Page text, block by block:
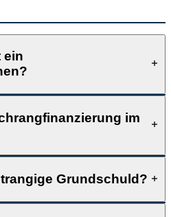
ein
im
Grundschuld?